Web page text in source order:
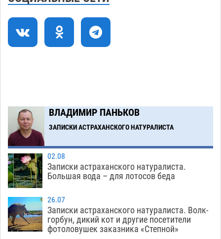
08:47
Астраханский суд оценил четыре удара по
голове полицейского в сто тысяч рублей
18:57
В Астрахани впервые открыли смену по
теории игр
ВЛАДИМИР ПАНЬКОВ
ЗАПИСКИ АСТРАХАНСКОГО НАТУРАЛИСТА
02.08
Записки астраханского натуралиста.
Большая вода – для лотосов беда
26.07
Записки астраханского натуралиста. Волк-
горбун, дикий кот и другие посетители
фотоловушек заказника «Степной»